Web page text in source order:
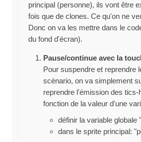
principal (personne), ils vont être
fois que de clones. Ce qu'on ne
Donc on va les mettre dans le
du fond d'écran).
Pause/continue avec la
Pour suspendre et reprendre
scénario, on va simplement
reprendre l'émission des tics-
fonction de la valeur d'une
définir la variable globale
dans le sprite principal: